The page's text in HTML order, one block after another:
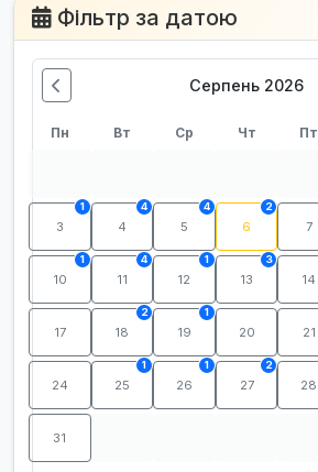
Фільтр за датою
Серпень 2026
Пн Вт Ср Чт Пт
3
1
4
4
5
4
6
2
7
10
1
11
4
12
1
13
3
14
17 18
2
19
1
20 21
24 25
1
26
1
27
2
28
31